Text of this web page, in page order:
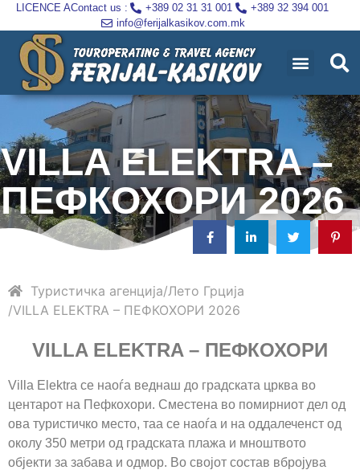
LICENCE AContact us : +389 02 31 31 001
+389 32 394 001
info@ferijalkasikov.com.mk
VILLA ELEKTRA –
ПЕФКОХОРИ 2026
Туристичка агенција Лето Грција
VILLA ELEKTRA – ПЕФКОХОРИ 2026
VILLA ELEKTRA – ПЕФКОХОРИ
Villa Elektra се наоѓа веднаш до градската црква во
центарот на Пефкохори. Сместена во помирниот дел од
ова туристичко место, таа се наоѓа и на оддалеченст од
околу 350 метри од градската плажа и мноштвото
објекти за забава и одмор. Во својот состав вбројува